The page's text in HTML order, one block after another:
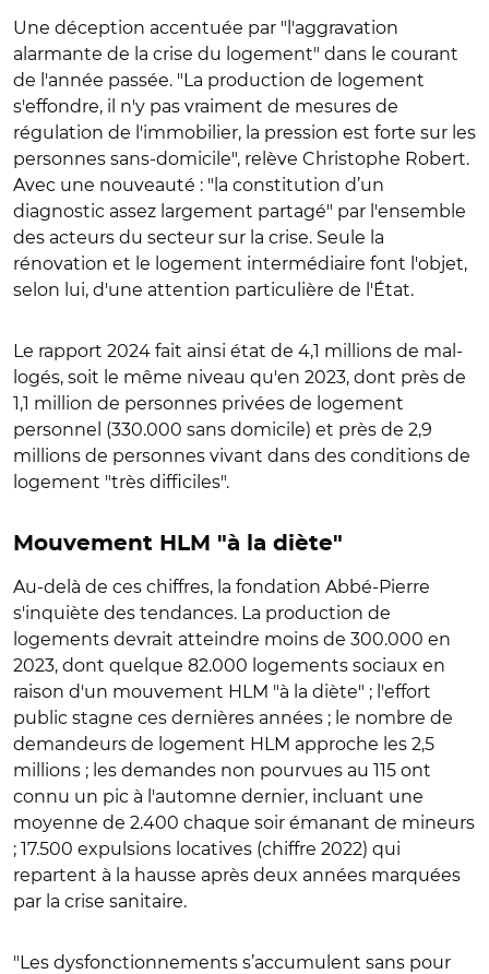
Une déception accentuée par "l'aggravation
alarmante de la crise du logement" dans le courant
de l'année passée. "La production de logement
s'effondre, il n'y pas vraiment de mesures de
régulation de l'immobilier, la pression est forte sur les
personnes sans-domicile", relève Christophe Robert.
Avec une nouveauté : "la constitution d’un
diagnostic assez largement partagé" par l'ensemble
des acteurs du secteur sur la crise. Seule la
rénovation et le logement intermédiaire font l'objet,
selon lui, d'une attention particulière de l'État.
Le rapport 2024 fait ainsi état de 4,1 millions de mal-
logés, soit le même niveau qu'en 2023, dont près de
1,1 million de personnes privées de logement
personnel (330.000 sans domicile) et près de 2,9
millions de personnes vivant dans des conditions de
logement "très difficiles".
Mouvement HLM "à la diète"
Au-delà de ces chiffres, la fondation Abbé-Pierre
s'inquiète des tendances. La production de
logements devrait atteindre moins de 300.000 en
2023, dont quelque 82.000 logements sociaux en
raison d'un mouvement HLM "à la diète" ; l'effort
public stagne ces dernières années ; le nombre de
demandeurs de logement HLM approche les 2,5
millions ; les demandes non pourvues au 115 ont
connu un pic à l'automne dernier, incluant une
moyenne de 2.400 chaque soir émanant de mineurs
; 17.500 expulsions locatives (chiffre 2022) qui
repartent à la hausse après deux années marquées
par la crise sanitaire.
"Les dysfonctionnements s’accumulent sans pour